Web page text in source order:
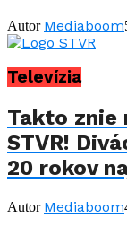
Autor Mediaboom
Televízia
Takto znie
STVR!
20 rokov
Autor Mediaboom